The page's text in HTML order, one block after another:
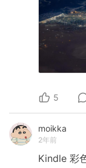
5
moikka
2年前
Kindle 彩